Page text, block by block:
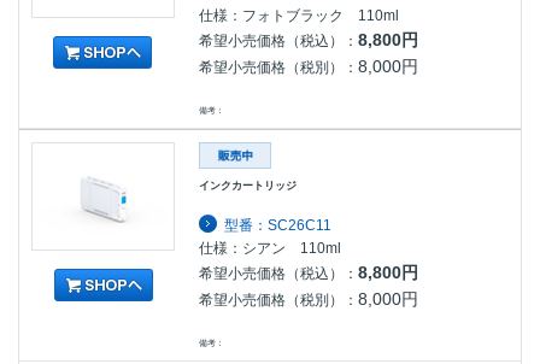
仕様：フォトブラック 110ml
希望小売価格（税込）： 8,800円
希望小売価格（税別）： 8,000円
備考：
インクカートリッジ
型番：SC26C11
仕様：シアン 110ml
希望小売価格（税込）：8,800円
希望小売価格（税別）：8,000円
備考：